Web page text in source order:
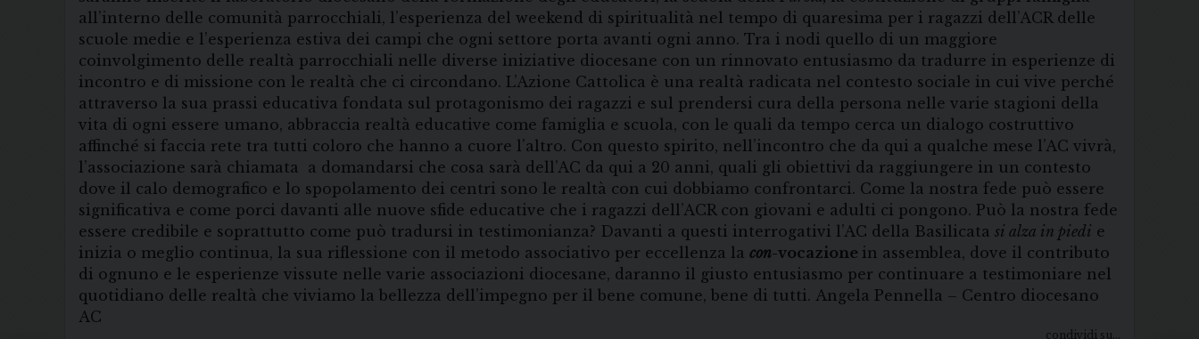
all’interno delle comunità parrocchiali, l’esperienza del weekend di spiritualità nel tempo di quaresima per i ragazzi dell’ACR delle
scuole medie e l’esperienza estiva dei campi che ogni settore porta avanti ogni anno. Tra i nodi quello di un maggiore
coinvolgimento delle realtà parrocchiali nelle diverse iniziative diocesane con un rinnovato entusiasmo da tradurre in esperienze di
incontro e di missione con le realtà che ci circondano. L’Azione Cattolica è una realtà radicata nel contesto sociale in cui vive perché
attraverso la sua prassi educativa fondata sul protagonismo dei ragazzi e sul prendersi cura della persona nelle varie stagioni della
vita di ogni essere umano, abbraccia realtà educative come famiglia e scuola, con le quali da tempo cerca un dialogo costruttivo
affinché si faccia rete tra tutti coloro che hanno a cuore l’altro. Con questo spirito, nell’incontro che da qui a qualche mese l’AC vivrà,
l’associazione sarà chiamata a domandarsi che cosa sarà dell’AC da qui a 20 anni, quali gli obiettivi da raggiungere in un contesto
dove il calo demografico e lo spopolamento dei centri sono le realtà con cui dobbiamo confrontarci. Come la nostra fede può essere
significativa e come porci davanti alle nuove sfide educative che i ragazzi dell’ACR con giovani e adulti ci pongono. Può la nostra fede
essere credibile e soprattutto come può tradursi in testimonianza? Davanti a questi interrogativi l’AC della Basilicata si alza in piedi e
inizia o meglio continua, la sua riflessione con il metodo associativo per eccellenza la con-vocazione in assemblea, dove il contributo
di ognuno e le esperienze vissute nelle varie associazioni diocesane, daranno il giusto entusiasmo per continuare a testimoniare nel
quotidiano delle realtà che viviamo la bellezza dell’impegno per il bene comune, bene di tutti. Angela Pennella – Centro diocesano
AC
condividi su...